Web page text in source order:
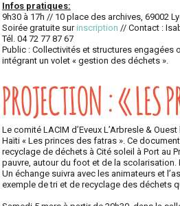
Infos pratiques:
9h30 à 17h // 10 place des archives, 69002
Soirée gratuite surinscription // Contact :
Tél. 04 72 77 87 67
Public : Collectivités et structures engagées
intégrant un volet « gestion des déchets ».
PROJECTION : « LES
Le comité LACIM d’Eveux L’Arbresle &
Haïti « Les princes des fatras ». Ce
recyclage de déchets à Cité soleil à Port au
pauvre, autour du foot et de la scolarisation.
Un échange suivra avec les animateurs et
exemple de tri et de recyclage des déchets